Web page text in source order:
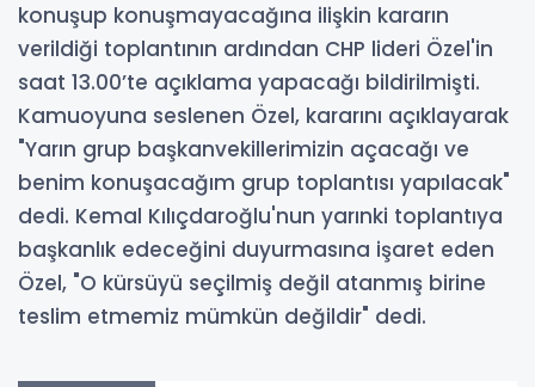
konuşup konuşmayacağına ilişkin kararın
verildiği toplantının ardından CHP lideri Özel'in
saat 13.00’te açıklama yapacağı bildirilmişti.
Kamuoyuna seslenen Özel, kararını açıklayarak
"Yarın grup başkanvekillerimizin açacağı ve
benim konuşacağım grup toplantısı yapılacak"
dedi. Kemal Kılıçdaroğlu'nun yarınki toplantıya
başkanlık edeceğini duyurmasına işaret eden
Özel, "O kürsüyü seçilmiş değil atanmış birine
teslim etmemiz mümkün değildir" dedi.